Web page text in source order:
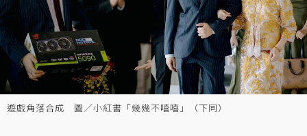
遊戲角落合成 圖／小紅書「幾幾不嘻嘻」（下同）